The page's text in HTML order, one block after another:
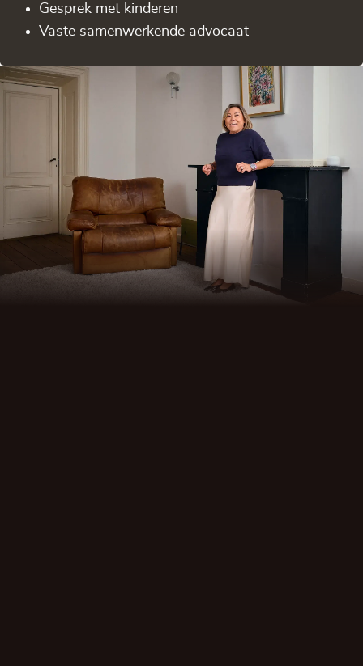
Gesprek met kinderen
Vaste samenwerkende advocaat